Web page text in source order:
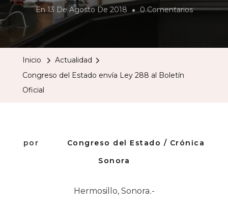
En 13 De Agosto De 2018 0 ComentariosEn
Oficial
Inicio
Actualidad
Congreso del Estado envía Ley 288 al Boletín
Oficial
por
Congreso del Estado / Crónica
Sonora
Hermosillo, Sonora.-